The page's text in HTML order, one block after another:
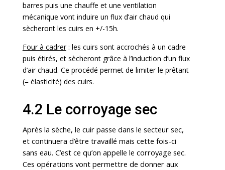
barres puis une chauffe et une ventilation
mécanique vont induire un flux d’air chaud qui
sècheront les cuirs en +/-15h.
Four à cadrer: les cuirs sont accrochés à un cadre
puis étirés, et sècheront grâce à l’induction d’un flux
d’air chaud. Ce procédé permet de limiter le prêtant
(= élasticité) des cuirs.
4.2 Le corroyage sec
Après la sèche, le cuir passe dans le secteur sec,
et continuera d’être travaillé mais cette fois-ci
sans eau. C’est ce qu’on appelle le corroyage sec.
Ces opérations vont permettre de donner aux